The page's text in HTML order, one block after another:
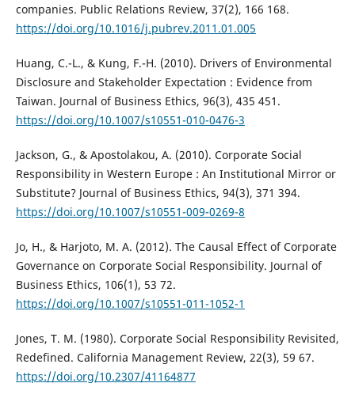
companies. Public Relations Review, 37(2), 166 168.
https://doi.org/10.1016/j.pubrev.2011.01.005
Huang, C.-L., & Kung, F.-H. (2010). Drivers of Environmental
Disclosure and Stakeholder Expectation : Evidence from
Taiwan. Journal of Business Ethics, 96(3), 435 451.
https://doi.org/10.1007/s10551-010-0476-3
Jackson, G., & Apostolakou, A. (2010). Corporate Social
Responsibility in Western Europe : An Institutional Mirror or
Substitute? Journal of Business Ethics, 94(3), 371 394.
https://doi.org/10.1007/s10551-009-0269-8
Jo, H., & Harjoto, M. A. (2012). The Causal Effect of Corporate
Governance on Corporate Social Responsibility. Journal of
Business Ethics, 106(1), 53 72.
https://doi.org/10.1007/s10551-011-1052-1
Jones, T. M. (1980). Corporate Social Responsibility Revisited,
Redefined. California Management Review, 22(3), 59 67.
https://doi.org/10.2307/41164877